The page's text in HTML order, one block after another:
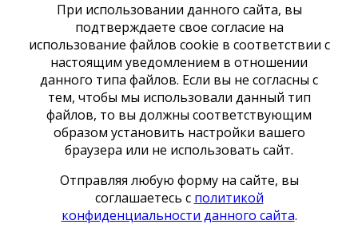
При использовании данного сайта, вы
подтверждаете свое согласие на
использование файлов cookie в соответствии с
настоящим уведомлением в отношении
данного типа файлов. Если вы не согласны с
тем, чтобы мы использовали данный тип
файлов, то вы должны соответствующим
образом установить настройки вашего
браузера или не использовать сайт.
Отправляя любую форму на сайте, вы
соглашаетесь с политикой
конфиденциальности данного сайта.